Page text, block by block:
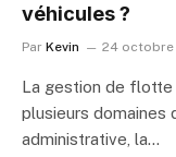
véhicules ?
Par Kevin 24 octobre
La gestion de flotte
plusieurs domaines
administrative, la…